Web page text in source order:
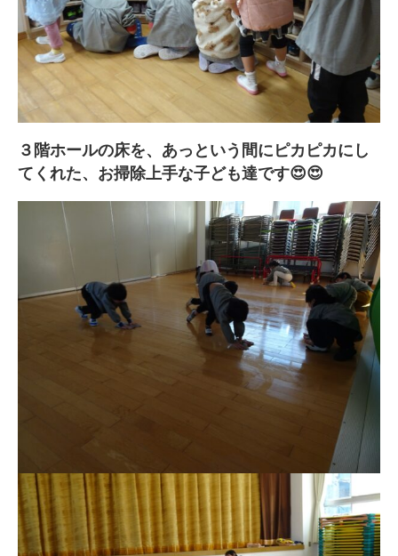
３階ホールの床を、あっという間にピカピカにし
てくれた、お掃除上手な子ども達です😍😍